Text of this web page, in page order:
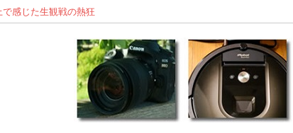
感じた生観戦の熱狂